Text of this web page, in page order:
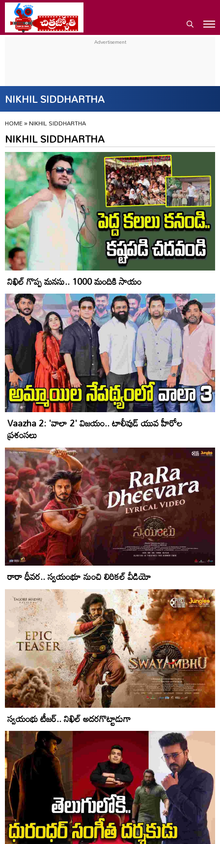
NIKHIL SIDDHARTHA
HOME»NIKHIL SIDDHARTHA
NIKHIL SIDDHARTHA
నిఖిల్ గొప్ప మనసు.. 1000 మందికి సాయం
Vaazha 2: 'వాలా 2' విజయం.. టాలీవుడ్ యువ హీరోల
ప్రశంసలు
రారా ధీవ‌ర‌.. స్వ‌యంభూ నుంచి లిరిక‌ల్ వీడియో
స్వయంభు టీజ‌ర్‌.. నిఖిల్ అద‌ర‌గొట్టాడుగా